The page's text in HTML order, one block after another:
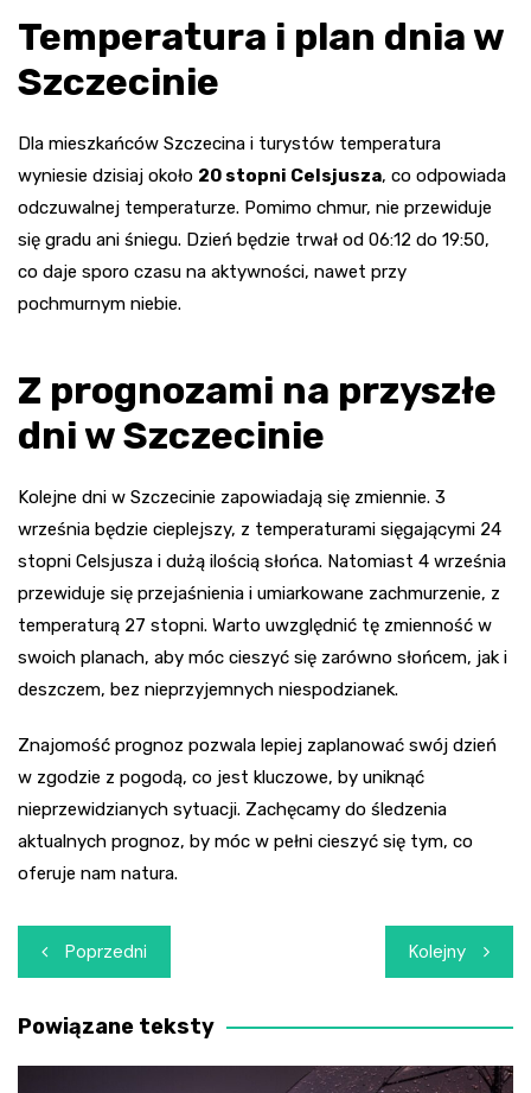
Temperatura i plan dnia w
Szczecinie
Dla mieszkańców Szczecina i turystów temperatura
wyniesie dzisiaj około 20 stopni Celsjusza, co odpowiada
odczuwalnej temperaturze. Pomimo chmur, nie przewiduje
się gradu ani śniegu. Dzień będzie trwał od 06:12 do 19:50,
co daje sporo czasu na aktywności, nawet przy
pochmurnym niebie.
Z prognozami na przyszłe
dni w Szczecinie
Kolejne dni w Szczecinie zapowiadają się zmiennie. 3
września będzie cieplejszy, z temperaturami sięgającymi 24
stopni Celsjusza i dużą ilością słońca. Natomiast 4 września
przewiduje się przejaśnienia i umiarkowane zachmurzenie, z
temperaturą 27 stopni. Warto uwzględnić tę zmienność w
swoich planach, aby móc cieszyć się zarówno słońcem, jak i
deszczem, bez nieprzyjemnych niespodzianek.
Znajomość prognoz pozwala lepiej zaplanować swój dzień
w zgodzie z pogodą, co jest kluczowe, by uniknąć
nieprzewidzianych sytuacji. Zachęcamy do śledzenia
aktualnych prognoz, by móc w pełni cieszyć się tym, co
oferuje nam natura.
Nawigacja
wpisu
Poprzedni Kolejny
Powiązane teksty